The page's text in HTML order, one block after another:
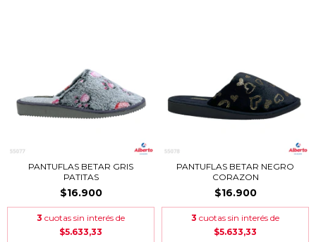
PANTUFLAS BETAR GRIS
PATITAS
$16.900
3 cuotas sin interés de
$5.633,33
PANTUFLAS BETAR NEGRO
CORAZON
$16.900
3 cuotas sin interés de
$5.633,33